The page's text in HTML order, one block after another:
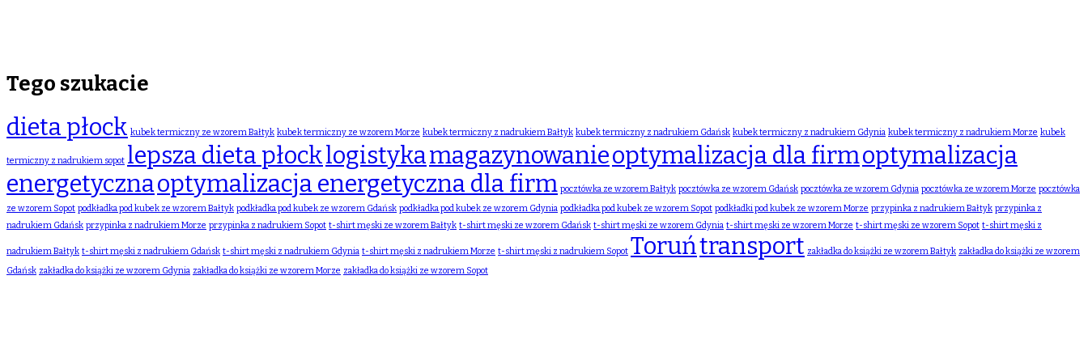
Tego szukacie
dieta płock kubek termiczny ze wzorem Bałtyk kubek termiczny ze wzorem Morze kubek termiczny z nadrukiem Bałtyk kubek termiczny z nadrukiem Gdańsk kubek termiczny z nadrukiem Gdynia kubek termiczny z nadrukiem Morze kubek
termiczny z nadrukiem sopot lepsza dieta płocklogistykamagazynowanieoptymalizacja dla firmoptymalizacja
energetycznaoptymalizacja energetyczna dla firm pocztówka ze wzorem Bałtyk pocztówka ze wzorem Gdańsk pocztówka ze wzorem Gdynia pocztówka ze wzorem Morze pocztówka
ze wzorem Sopot podkładka pod kubek ze wzorem Bałtyk podkładka pod kubek ze wzorem Gdańsk podkładka pod kubek ze wzorem Gdynia podkładka pod kubek ze wzorem Sopot podkładki pod kubek ze wzorem Morze przypinka z nadrukiem Bałtyk przypinka z
nadrukiem Gdańsk przypinka z nadrukiem Morze przypinka z nadrukiem Sopot t-shirt męski ze wzorem Bałtyk t-shirt męski ze wzorem Gdańsk t-shirt męski ze wzorem Gdynia t-shirt męski ze wzorem Morze t-shirt męski ze wzorem Sopot t-shirt męski z
nadrukiem Bałtyk t-shirt męski z nadrukiem Gdańsk t-shirt męski z nadrukiem Gdynia t-shirt męski z nadrukiem Morze t-shirt męski z nadrukiem Sopot Toruńtransport zakładka do książki ze wzorem Bałtyk zakładka do książki ze wzorem
Gdańsk zakładka do książki ze wzorem Gdynia zakładka do książki ze wzorem Morze zakładka do książki ze wzorem Sopot